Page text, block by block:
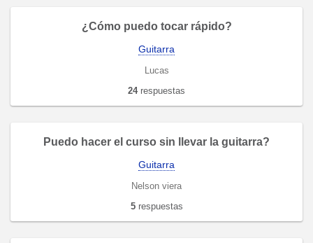
¿Cómo puedo tocar rápido?
Guitarra
Lucas
24respuestas
Puedo hacer el curso sin llevar la guitarra?
Guitarra
Nelson viera
5respuestas